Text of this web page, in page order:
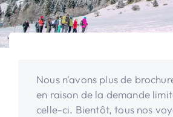
Nous n'avons plus de
en raison de la demande
celle-ci. Bientôt, tous nos